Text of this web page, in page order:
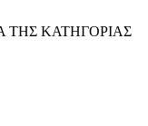
ΤΗΣ ΚΑΤΗΓΟΡΙΑΣ